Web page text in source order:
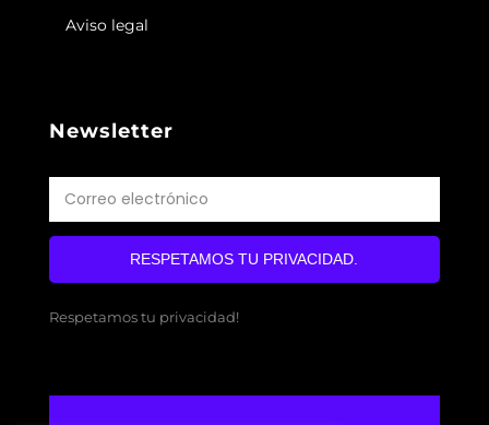
Aviso legal
Newsletter
RESPETAMOS TU PRIVACIDAD.
Respetamos tu privacidad!